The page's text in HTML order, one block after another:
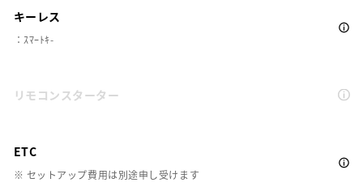
キーレス
：ｽﾏｰﾄｷ-
リモコンスターター
ETC
※ セットアップ費用は別途申し受けます